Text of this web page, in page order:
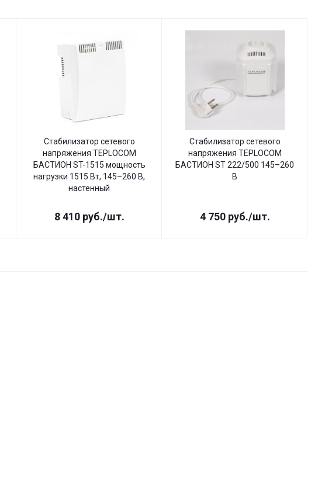
Стабилизатор сетевого
напряжения TEPLOCOM
БАСТИОН ST-1515 мощность
нагрузки 1515 Вт, 145–260 В,
настенный
8 410руб./шт.
Стабилизатор сетевого
напряжения TEPLOCOM
БАСТИОН ST 222/500 145–260
В
4 750руб./шт.